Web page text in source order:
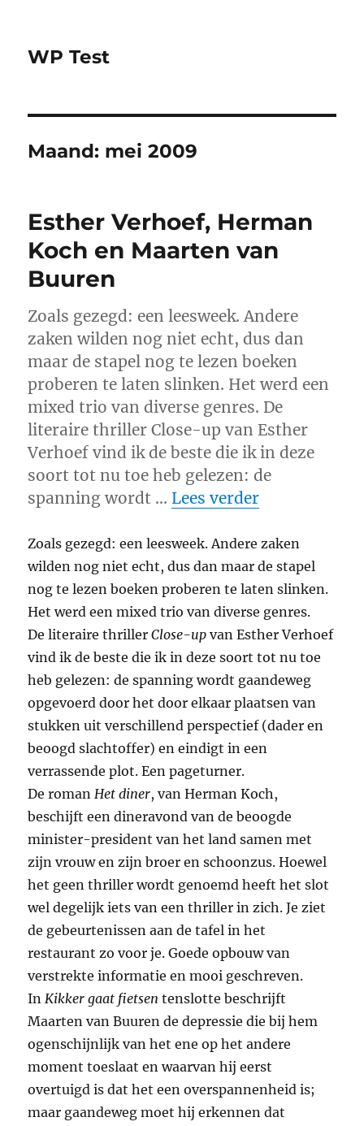
WP Test
Maand: mei 2009
Esther Verhoef, Herman
Koch en Maarten van
Buuren
Zoals gezegd: een leesweek. Andere
zaken wilden nog niet echt, dus dan
maar de stapel nog te lezen boeken
proberen te laten slinken. Het werd een
mixed trio van diverse genres. De
literaire thriller Close-up van Esther
Verhoef vind ik de beste die ik in deze
soort tot nu toe heb gelezen: de
spanning wordt … Lees verder“Esther
Zoals gezegd: een leesweek. Andere zaken
wilden nog niet echt, dus dan maar de stapel
nog te lezen boeken proberen te laten slinken.
Het werd een mixed trio van diverse genres.
De literaire thrillerClose-up van Esther Verhoef
vind ik de beste die ik in deze soort tot nu toe
heb gelezen: de spanning wordt gaandeweg
opgevoerd door het door elkaar plaatsen van
stukken uit verschillend perspectief (dader en
beoogd slachtoffer) en eindigt in een
verrassende plot. Een pageturner.
De romanHet diner, van Herman Koch,
beschijft een dineravond van de beoogde
minister-president van het land samen met
zijn vrouw en zijn broer en schoonzus. Hoewel
het geen thriller wordt genoemd heeft het slot
wel degelijk iets van een thriller in zich. Je ziet
de gebeurtenissen aan de tafel in het
restaurant zo voor je. Goede opbouw van
verstrekte informatie en mooi geschreven.
InKikker gaat fietsentenslotte beschrijft
Maarten van Buuren de depressie die bij hem
ogenschijnlijk van het ene op het andere
moment toeslaat en waarvan hij eerst
overtuigd is dat het een overspannenheid is;
maar gaandeweg moet hij erkennen dat